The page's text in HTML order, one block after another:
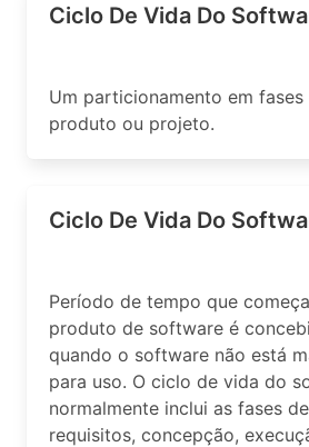
Ciclo De Vida Do
Um particionamento em
produto ou projeto.
Ciclo De Vida Do
Período de tempo que
produto de software é
quando o software não está
para uso. O ciclo de vida do
normalmente inclui as fases
requisitos, concepção,